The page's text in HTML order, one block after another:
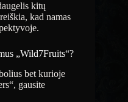
kitų
kad namas
„Wild7Fruits“?
bet kurioje
gausite